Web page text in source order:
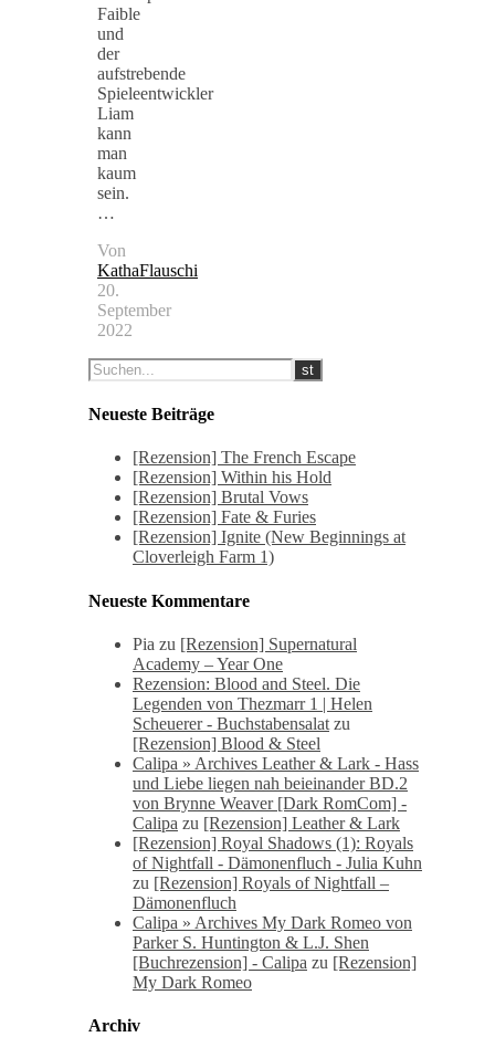
Faible
und
der
aufstrebende
Spieleentwickler
Liam
kann
man
kaum
sein.
…
Von
KathaFlauschi
20.
September
2022
Neueste Beiträge
[Rezension] The French Escape
[Rezension] Within his Hold
[Rezension] Brutal Vows
[Rezension] Fate & Furies
[Rezension] Ignite (New Beginnings at
Cloverleigh Farm 1)
Neueste Kommentare
Pia zu [Rezension] Supernatural
Academy – Year One
Rezension: Blood and Steel. Die
Legenden von Thezmarr 1 | Helen
Scheuerer - Buchstabensalat zu
[Rezension] Blood & Steel
Calipa » Archives Leather & Lark - Hass
und Liebe liegen nah beieinander BD.2
von Brynne Weaver [Dark RomCom] -
Calipa zu [Rezension] Leather & Lark
[Rezension] Royal Shadows (1): Royals
of Nightfall - Dämonenfluch - Julia Kuhn
zu [Rezension] Royals of Nightfall –
Dämonenfluch
Calipa » Archives My Dark Romeo von
Parker S. Huntington & L.J. Shen
[Buchrezension] - Calipa zu [Rezension]
My Dark Romeo
Archiv